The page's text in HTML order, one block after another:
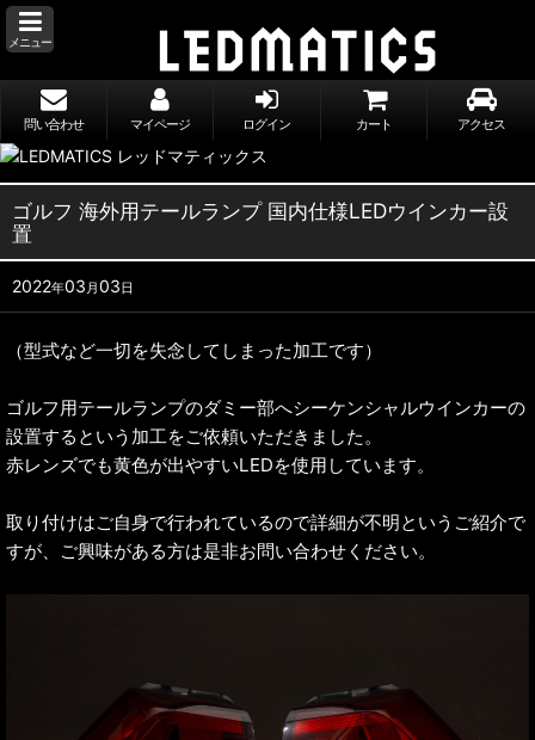
メニュー
問い合わせ マイページ ログイン カート アクセス
ゴルフ 海外用テールランプ 国内仕様LEDウインカー設
置
2022年03 月03日
（型式など一切を失念してしまった加工です）
ゴルフ用テールランプのダミー部へシーケンシャルウインカーの
設置するという加工をご依頼いただきました。
赤レンズでも黄色が出やすいLEDを使用しています。
取り付けはご自身で行われているので詳細が不明というご紹介で
すが、ご興味がある方は是非お問い合わせください。